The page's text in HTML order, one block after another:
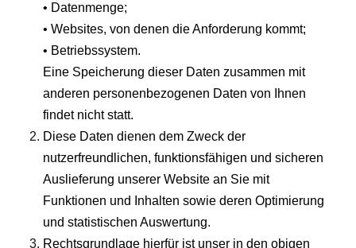
• Datenmenge;
• Websites, von denen die Anforderung kommt;
• Betriebssystem.
Eine Speicherung dieser Daten zusammen mit
anderen personenbezogenen Daten von Ihnen
findet nicht statt.
Diese Daten dienen dem Zweck der
nutzerfreundlichen, funktionsfähigen und sicheren
Auslieferung unserer Website an Sie mit
Funktionen und Inhalten sowie deren Optimierung
und statistischen Auswertung.
Rechtsgrundlage hierfür ist unser in den obigen